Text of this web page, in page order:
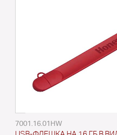
7001.16.01HW